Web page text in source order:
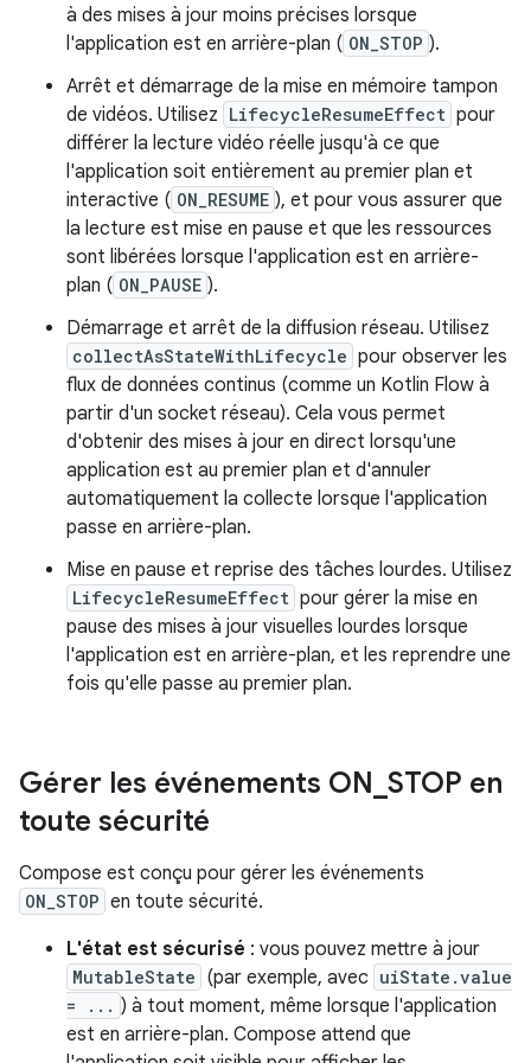
à des mises à jour moins précises lorsque
l'application est en arrière-plan ( ON_STOP ).
Arrêt et démarrage de la mise en mémoire tampon
de vidéos. Utilisez LifecycleResumeEffect pour
différer la lecture vidéo réelle jusqu'à ce que
l'application soit entièrement au premier plan et
interactive ( ON_RESUME ), et pour vous assurer que
la lecture est mise en pause et que les ressources
sont libérées lorsque l'application est en arrière-
plan ( ON_PAUSE ).
Démarrage et arrêt de la diffusion réseau. Utilisez
collectAsStateWithLifecycle pour observer les
flux de données continus (comme un Kotlin Flow à
partir d'un socket réseau). Cela vous permet
d'obtenir des mises à jour en direct lorsqu'une
application est au premier plan et d'annuler
automatiquement la collecte lorsque l'application
passe en arrière-plan.
Mise en pause et reprise des tâches lourdes. Utilisez
LifecycleResumeEffect pour gérer la mise en
pause des mises à jour visuelles lourdes lorsque
l'application est en arrière-plan, et les reprendre une
fois qu'elle passe au premier plan.
Gérer les événements ON STOP en
toute sécurité
Compose est conçu pour gérer les événements
ON_STOP en toute sécurité.
L'état est sécurisé : vous pouvez mettre à jour
MutableState (par exemple, avec uiState.value
= ... ) à tout moment, même lorsque l'application
est en arrière-plan. Compose attend que